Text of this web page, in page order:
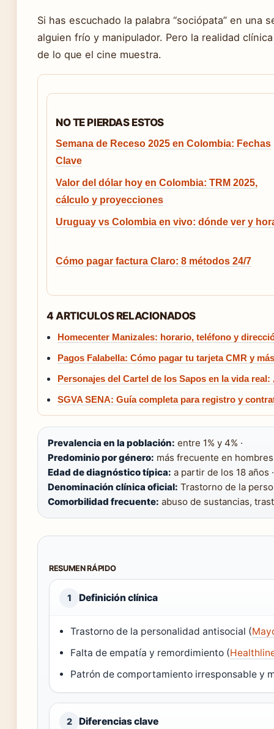
Si has escuchado la palabra “sociópata” en
alguien frío y manipulador. Pero la realidad
de lo que el cine muestra.
NO TE PIERDAS ESTOS
Semana de Receso 2025 en Colombia: Fechas
Clave
Valor del dólar hoy en Colombia: TRM 2025,
cálculo y proyecciones
Uruguay vs Colombia en vivo: dónde ver y
Cómo pagar factura Claro: 8 métodos 24/7
4 ARTICULOS RELACIONADOS
Homecenter Manizales: horario, teléfono y
Pagos Falabella: Cómo pagar tu tarjeta CMR y
Personajes del Cartel de los Sapos en la vida
SGVA SENA: Guía completa para registro y
Prevalencia en la población: entre 1% y 4% ·
Predominio por género: más frecuente en hombres
Edad de diagnóstico típica: a partir de los 18 años ·
Denominación clínica oficial: Trastorno de la
Comorbilidad frecuente: abuso de sustancias,
RESUMEN RÁPIDO
1 Definición clínica
Trastorno de la personalidad antisocial (
Falta de empatía y remordimiento (
Patrón de comportamiento irresponsable y
2 Diferencias clave